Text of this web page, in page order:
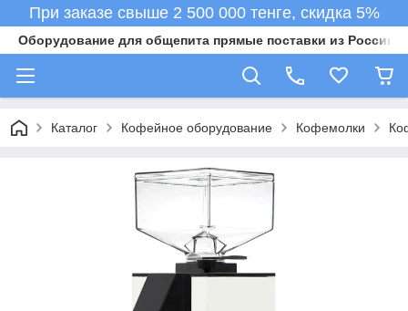
При заказе свыше 2 500 000 тенге, скидка 5%
Оборудование для общепита прямые поставки из России в
Каталог Кофейное оборудование Кофемолки